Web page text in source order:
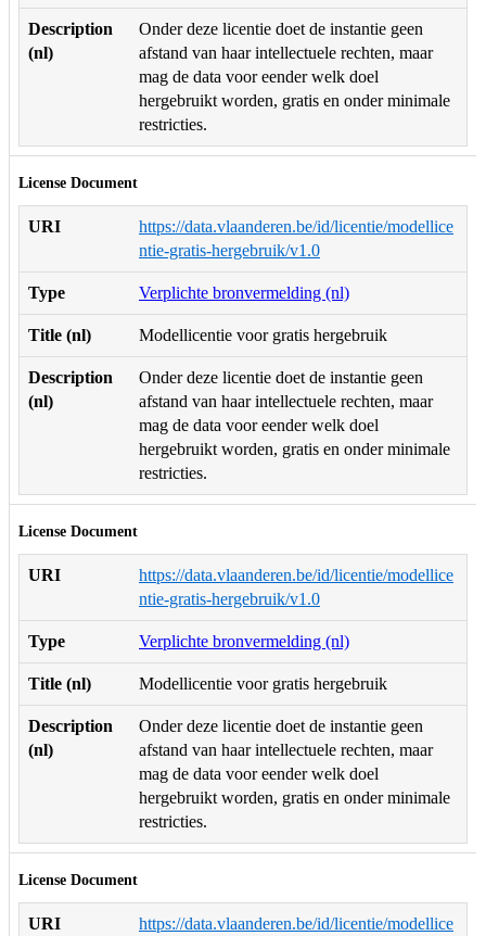
Description
(nl)
Onder deze licentie doet de instantie geen
afstand van haar intellectuele rechten, maar
mag de data voor eender welk doel
hergebruikt worden, gratis en onder minimale
restricties.
License Document
URI
https://data.vlaanderen.be/id/licentie/modellice
ntie-gratis-hergebruik/v1.0
Type Verplichte bronvermelding (nl)
Title (nl) Modellicentie voor gratis hergebruik
Description
(nl)
Onder deze licentie doet de instantie geen
afstand van haar intellectuele rechten, maar
mag de data voor eender welk doel
hergebruikt worden, gratis en onder minimale
restricties.
License Document
URI
https://data.vlaanderen.be/id/licentie/modellice
ntie-gratis-hergebruik/v1.0
Type Verplichte bronvermelding (nl)
Title (nl) Modellicentie voor gratis hergebruik
Description
(nl)
Onder deze licentie doet de instantie geen
afstand van haar intellectuele rechten, maar
mag de data voor eender welk doel
hergebruikt worden, gratis en onder minimale
restricties.
License Document
URI
https://data.vlaanderen.be/id/licentie/modellice